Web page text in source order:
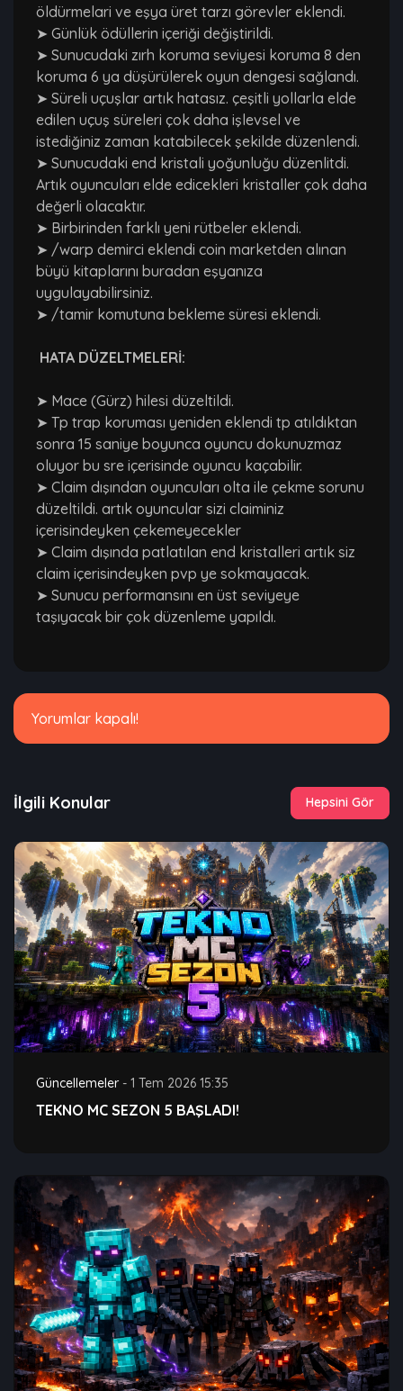
öldürmelari ve eşya üret tarzı görevler eklendi.
➤ Günlük ödüllerin içeriği değiştirildi.
➤ Sunucudaki zırh koruma seviyesi koruma 8 den
koruma 6 ya düşürülerek oyun dengesi sağlandı.
➤ Süreli uçuşlar artık hatasız. çeşitli yollarla elde
edilen uçuş süreleri çok daha işlevsel ve
istediğiniz zaman katabilecek şekilde düzenlendi.
➤ Sunucudaki end kristali yoğunluğu düzenlitdi.
Artık oyuncuları elde edicekleri kristaller çok daha
değerli olacaktır.
➤ Birbirinden farklı yeni rütbeler eklendi.
➤ /warp demirci eklendi coin marketden alınan
büyü kitaplarını buradan eşyanıza
uygulayabilirsiniz.
➤ /tamir komutuna bekleme süresi eklendi.
HATA DÜZELTMELERİ:
➤ Mace (Gürz) hilesi düzeltildi.
➤ Tp trap koruması yeniden eklendi tp atıldıktan
sonra 15 saniye boyunca oyuncu dokunuzmaz
oluyor bu sre içerisinde oyuncu kaçabilir.
➤ Claim dışından oyuncuları olta ile çekme sorunu
düzeltildi. artık oyuncular sizi claiminiz
içerisindeyken çekemeyecekler
➤ Claim dışında patlatılan end kristalleri artık siz
claim içerisindeyken pvp ye sokmayacak.
➤ Sunucu performansını en üst seviyeye
taşıyacak bir çok düzenleme yapıldı.
Yorumlar kapalı!
İlgili Konular Hepsini Gör
Güncellemeler - 1 Tem 2026 15:35
TEKNO MC SEZON 5 BAŞLADI!